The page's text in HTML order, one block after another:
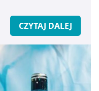
CZYTAJ DALEJ